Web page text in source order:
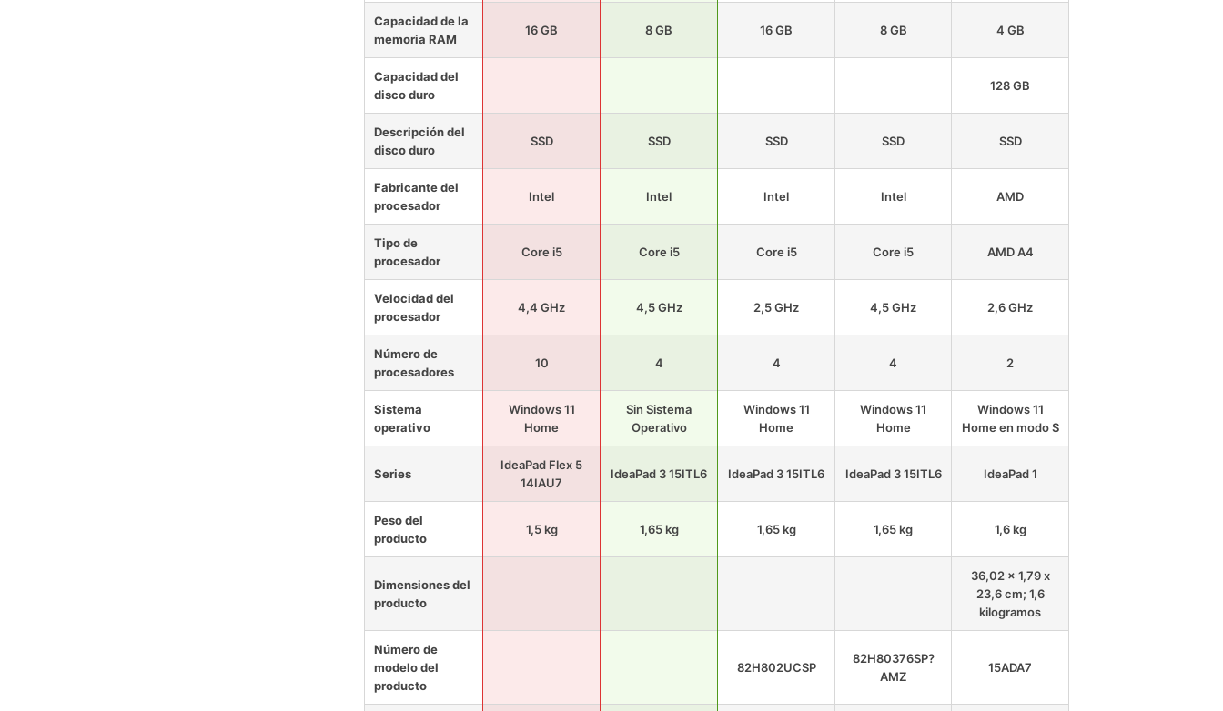
Capacidad de la
memoria RAM
16 GB 8 GB 16 GB 8 GB 4 GB
Capacidad del
disco duro
128 GB
Descripción del
disco duro
SSD SSD SSD SSD SSD
Fabricante del
procesador
Intel Intel Intel Intel AMD
Tipo de
procesador
Core i5 Core i5 Core i5 Core i5 AMD A4
Velocidad del
procesador
4,4 GHz 4,5 GHz 2,5 GHz 4,5 GHz 2,6 GHz
Número de
procesadores
10 4 4 4 2
Sistema
operativo
Windows 11
Home
Sin Sistema
Operativo
Windows 11
Home
Windows 11
Home
Windows 11
Home en modo S
Series
IdeaPad Flex 5
14IAU7
IdeaPad 3 15ITL6 IdeaPad 3 15ITL6 IdeaPad 3 15ITL6 IdeaPad 1
Peso del
producto
1,5 kg 1,65 kg 1,65 kg 1,65 kg 1,6 kg
Dimensiones del
producto
36,02 x 1,79 x
23,6 cm; 1,6
kilogramos
Número de
modelo del
producto
82H802UCSP
82H80376SP?
AMZ
15ADA7